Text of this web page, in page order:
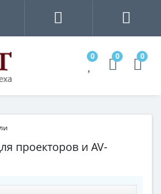
0 0 0
проекторов и AV-